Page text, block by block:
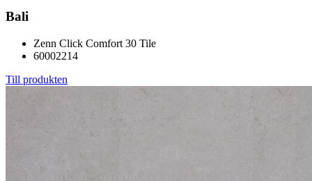
Bali
Zenn Click Comfort 30 Tile
60002214
Till produkten